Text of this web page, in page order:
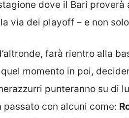
dove il Bari proverà
via dei playoff – e non
farà rientro alla
momento in poi,
punteranno su di
con alcuni come: